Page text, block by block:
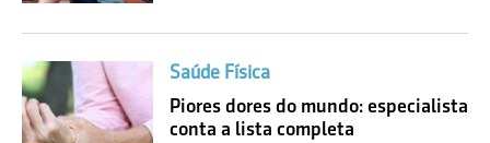
Saúde Física
Piores dores do mundo: especialista
conta a lista completa